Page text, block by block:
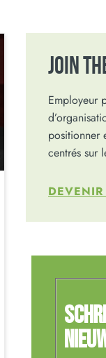
JOIN
Employeur
positionner
centrés sur